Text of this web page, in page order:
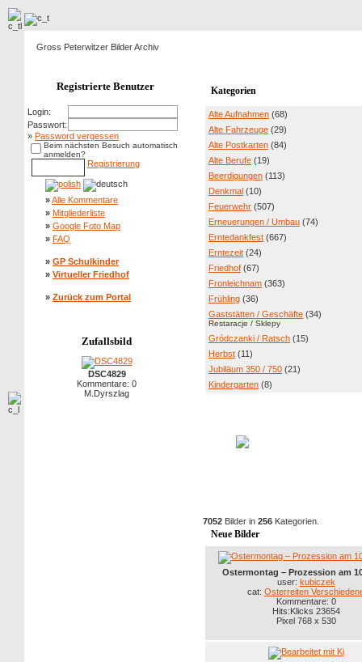
Gross Peterwitzer Bilder Archiv
Registrierte Benutzer
Login:
Passwort:
» Password vergessen
Beim nächsten Besuch automatisch
anmelden?
Registrierung
»Alle Kommentare
» Mitgliederliste
» Google Foto Map
» FAQ
» GP Schulkinder
» Virtueller Friedhof
» Zurück zum Portal
Zufallsbild
DSC4829
Kommentare: 0
M.Dyrszlag
Kategorien
Alte Aufnahmen (68)
Alte Fahrzeuge (29)
Alte Postkarten (84)
Alte Berufe (19)
Beerdigungen (113)
Denkmal (10)
Feuerwehr (507)
Erneuerungen / Umbau (74)
Erntedankfest (667)
Erntezeit (24)
Friedhof (67)
Fronleichnam (363)
Frühling (36)
Gaststätten / Geschäfte (34)
Restaracje / Sklepy
Gródczanki / Ratsch (15)
Herbst (11)
Jubiläum 350 / 750 (21)
Kindergarten (8)
7052 Bilder in 256 Kategorien.
Neue Bilder
Ostermontag – Prozession am
user: kubiczek
cat: Osterreiten
Kommentare: 0
Hits:Klicks 23654
Pixel 768 x 530